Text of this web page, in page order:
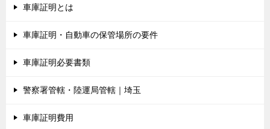
車庫証明とは
車庫証明・自動車の保管場所の要件
車庫証明必要書類
警察署管轄・陸運局管轄｜埼玉
車庫証明費用